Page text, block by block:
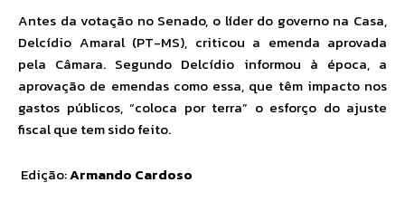
Antes da votação no Senado, o líder do governo na Casa,
Delcídio Amaral (PT-MS), criticou a emenda aprovada
pela Câmara. Segundo Delcídio informou à época, a
aprovação de emendas como essa, que têm impacto nos
gastos públicos, “coloca por terra” o esforço do ajuste
fiscal que tem sido feito.
Edição:Armando Cardoso